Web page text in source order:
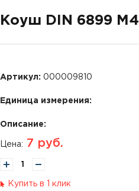
Коуш DIN 6899 М4
Артикул: 000009810
Единица измерения:
Описание:
Цена: 7 руб.
Купить в 1 клик